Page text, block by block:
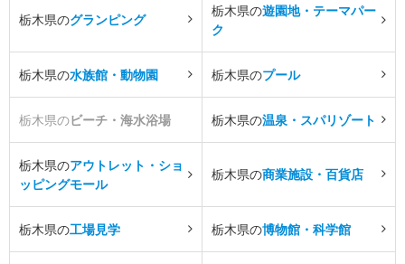
栃木県のグランピング
栃木県の遊園地・テーマパー
ク
栃木県の水族館・動物園 栃木県のプール
栃木県のビーチ・海水浴場 栃木県の温泉・スパリゾート
栃木県のアウトレット・ショ
ッピングモール
栃木県の商業施設・百貨店
栃木県の工場見学 栃木県の博物館・科学館